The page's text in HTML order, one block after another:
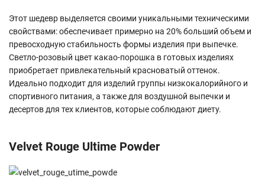
Этот шедевр выделяется своими уникальными техническими
свойствами: обеспечивает примерно на 20% больший объем и
превосходную стабильность формы изделия при выпечке.
Светло-розовый цвет какао-порошка в готовых изделиях
приобретает привлекательный красноватый оттенок.
Идеально подходит для изделий группы низкокалорийного и
спортивного питания, а также для воздушной выпечки и
десертов для тех клиентов, которые соблюдают диету.
Velvet Rouge Ultime Powder